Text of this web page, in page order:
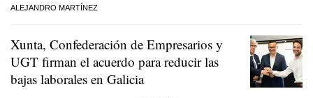
ALEJANDRO MARTÍNEZ
Xunta, Confederación de Empresarios y
UGT firman el acuerdo para reducir las
bajas laborales en Galicia